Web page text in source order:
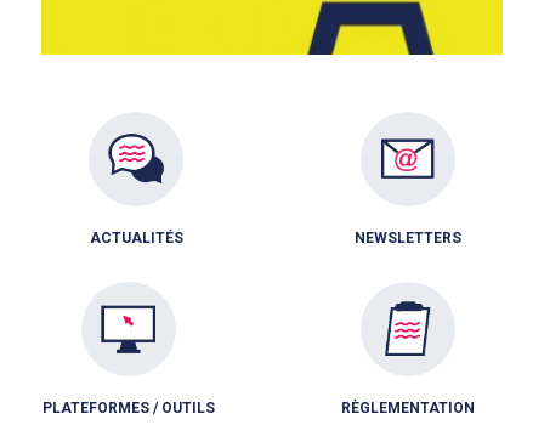
ACTUALITÉS NEWSLETTERS
PLATEFORMES / OUTILS RÈGLEMENTATION